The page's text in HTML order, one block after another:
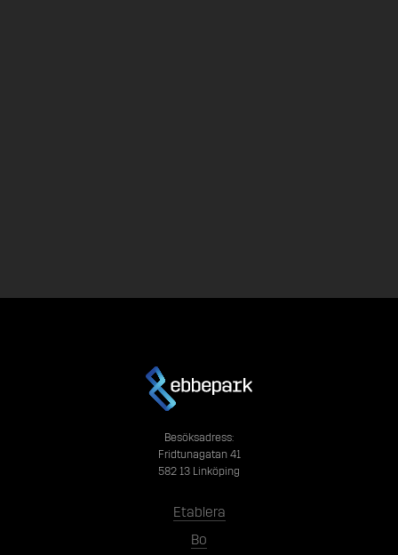
Besöksadress:
Fridtunagatan 41
582 13 Linköping
Etablera
Bo